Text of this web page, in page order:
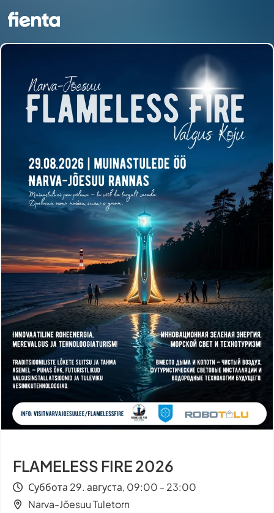
FLAMELESS FIRE 2026
Суббота 29. августа, 09:00 - 23:00
Narva-Jõesuu Tuletorn